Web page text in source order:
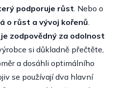
podporuje růst. Nebo o
o růst a vývoj kořenů.
zodpovědný za odolnost
si důkladně přečtěte,
a dosáhli optimálního
se používají dva hlavní